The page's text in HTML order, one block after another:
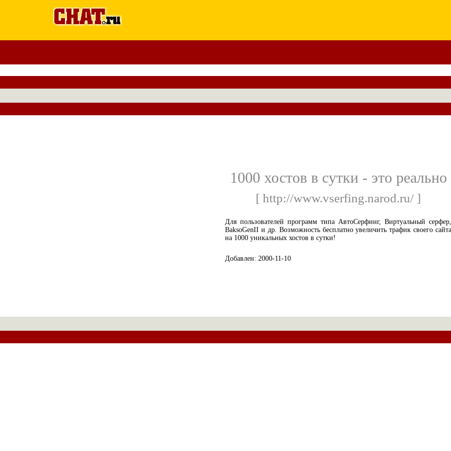
1000 хостов в сутки - это реально
[ http://www.vserfing.narod.ru/ ]
Для пользователей программ типа АвтоСерфинг, Виртуальный серфер,
BaksoGenII и др. Возможность бесплатно увеличить трафик своего сайта
на 1000 уникальных хостов в сутки!
Добавлен: 2000-11-10